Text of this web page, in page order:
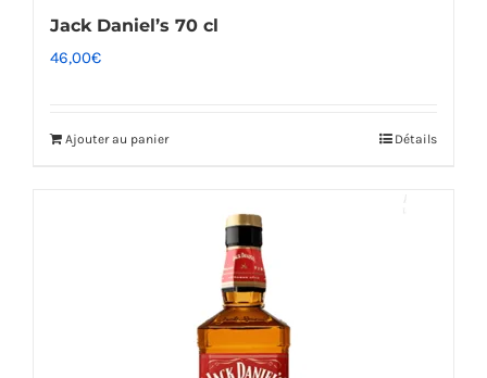
Jack Daniel’s 70 cl
46,00€
Ajouter au panier Détails